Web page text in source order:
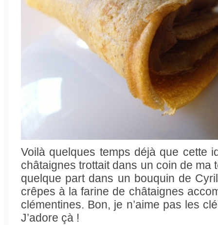
Voilà quelques temps déjà que cette
châtaignes trottait dans un coin de ma
quelque part dans un bouquin de
crêpes à la farine de châtaignes
clémentines. Bon, je n’aime pas les
J’adore çà !